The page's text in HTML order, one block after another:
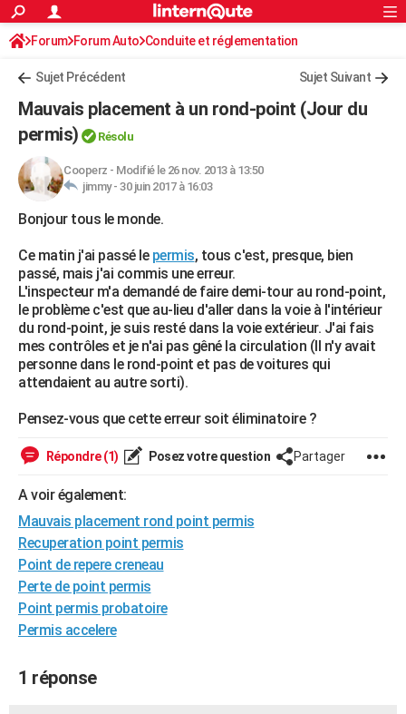
ACTUALITÉS
Politique
Société
Faits Divers
Education
Monde
Villes
+
Programme TV
Streaming
Sorties cinéma
FINANCE
Retraite
Impôts
Epargne
Immobilier
Risques naturels par ville
Banque
Assurance
Crédit
AUTO
Réserver un essai
Citadines
Berlines
Forum auto
Forum
Aménagement intérieur
Extérieur
Cuisine
Salle de bains
Jardinage
Rangement
WEEK-END
Guides de France
Escapades
Patrimoine
Expositions
Musées
Week-end nature
+LIFESTYLE
Art de vivre
Bien-être
Loisirs
Mode
Modes de vie
SANTE
Alimentation
Guide de la santé
Maladies
Médicaments
Sommeil
VOYAGE
Destinations
City break
Voyage nature
Voyage de noces
Forum
Climat
+
GUIDES D'ACHAT
BONS PLANS
CARTE DE VOEUX
Carte de Noël
Carte Bonne année
Carte Saint-Valentin
Carte Pâques
Carte d'anniversaire
DICTIONNAIRE
Dictionnaire
Biographies
Citations
Expressions
Proverbes
PROGRAMME TV
S'inscrire
Se connecter
Lycées
Collèges
Primaires
Universités
Entreprises
Service militaire
Avis de recherche
AVIS DE DÉCÈS
S'inscrire
Connexion
Forum Forum Auto Conduite et réglementation
Radars et permis
Sujet Précédent Sujet Suivant
Mauvais placement à un rond-point (Jour du
permis)
Résolu
Cooperz - Modifié le 26 nov. 2013 à 13:50
jimmy - 30 juin 2017 à 16:03
Bonjour tous le monde.
Ce matin j'ai passé le permis, tous c'est, presque, bien
passé, mais j'ai commis une erreur.
L'inspecteur m'a demandé de faire demi-tour au rond-point,
le problème c'est que au-lieu d'aller dans la voie à l'intérieur
du rond-point, je suis resté dans la voie extérieur. J'ai fais
mes contrôles et je n'ai pas gêné la circulation (Il n'y avait
personne dans le rond-point et pas de voitures qui
attendaient au autre sorti).
Pensez-vous que cette erreur soit éliminatoire ?
Répondre (1) Posez votre question Partager
A voir également:
Mauvais placement rond point permis
Recuperation point permis
Point de repere creneau
Perte de point permis
Point permis probatoire
Permis accelere
1 réponse